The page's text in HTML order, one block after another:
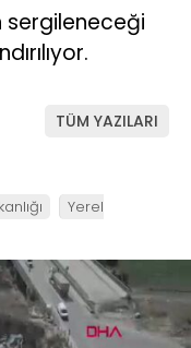
sergileneceği
TÜM YAZILARI
Yerel